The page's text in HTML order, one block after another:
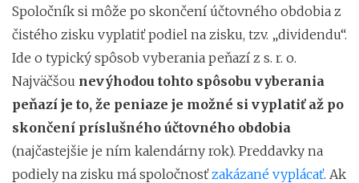
Spoločník si môže po skončení účtovného obdobia z
čistého zisku vyplatiť podiel na zisku, tzv. „dividendu“.
Ide o typický spôsob vyberania peňazí z s. r. o.
Najväčšou nevýhodou tohto spôsobu vyberania
peňazí je to, že peniaze je možné si vyplatiť až po
skončení príslušného účtovného obdobia
(najčastejšie je ním kalendárny rok). Preddavky na
podiely na zisku má spoločnosť zakázané vyplácať. Ak